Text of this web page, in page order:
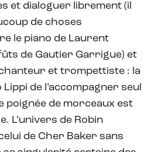
et dialoguer librement (il
de choses
le piano de Laurent
de Gautier Garrigue) et
et trompettiste : la
Lippi de l’accompagner seul
poignée de morceaux est
L’univers de Robin
de Cher Baker sans